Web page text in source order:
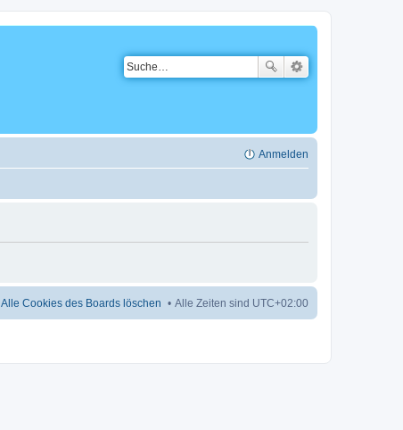
Anmelden
Alle Zeiten sind UTC+02:00
Alle Cookies des Boards löschen